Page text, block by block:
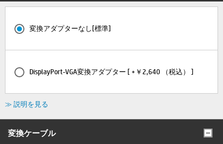
変換アダプターなし[標準]
DisplayPort-VGA変換アダプター [ +￥2,640 （税込） ]
≫ 説明を見る
変換ケーブル